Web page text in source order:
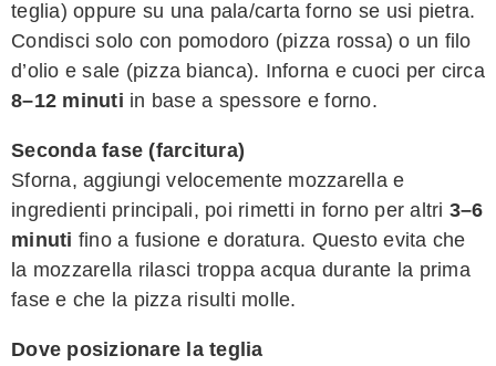
teglia) oppure su una pala/carta forno se usi pietra.
Condisci solo con pomodoro (pizza rossa) o un filo
d’olio e sale (pizza bianca). Inforna e cuoci per circa
8–12 minuti in base a spessore e forno.
Seconda fase (farcitura)
Sforna, aggiungi velocemente mozzarella e
ingredienti principali, poi rimetti in forno per altri 3–6
minuti fino a fusione e doratura. Questo evita che
la mozzarella rilasci troppa acqua durante la prima
fase e che la pizza risulti molle.
Dove posizionare la teglia